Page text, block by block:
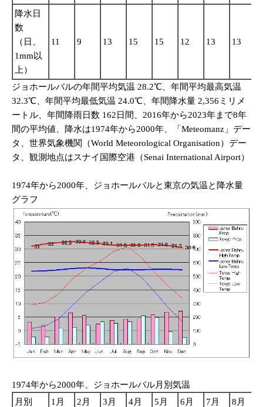
降水日
数
（日、
1mm以
上）
11 9 13 15 15 12 13 13
ジョホールバルの年間平均気温 28.2℃、年間平均最高気温
32.3℃、年間平均最低気温 24.0℃、年間降水量 2,356ミリメ
ートル、年間降雨日数 162日間、2016年から2023年まで8年
間の平均値、降水は1974年から2000年、「Meteomanz」デー
タ、世界気象機関（World Meteorological Organisation）デー
タ、観測地点はスナイ国際空港（Senai International Airport）
1974年から2000年、ジョホールバルと東京の気温と降水量
グラフ
1974年から2000年、ジョホールバル月別気温
月別
1月 2月 3月 4月 5月 6月 7月 8月